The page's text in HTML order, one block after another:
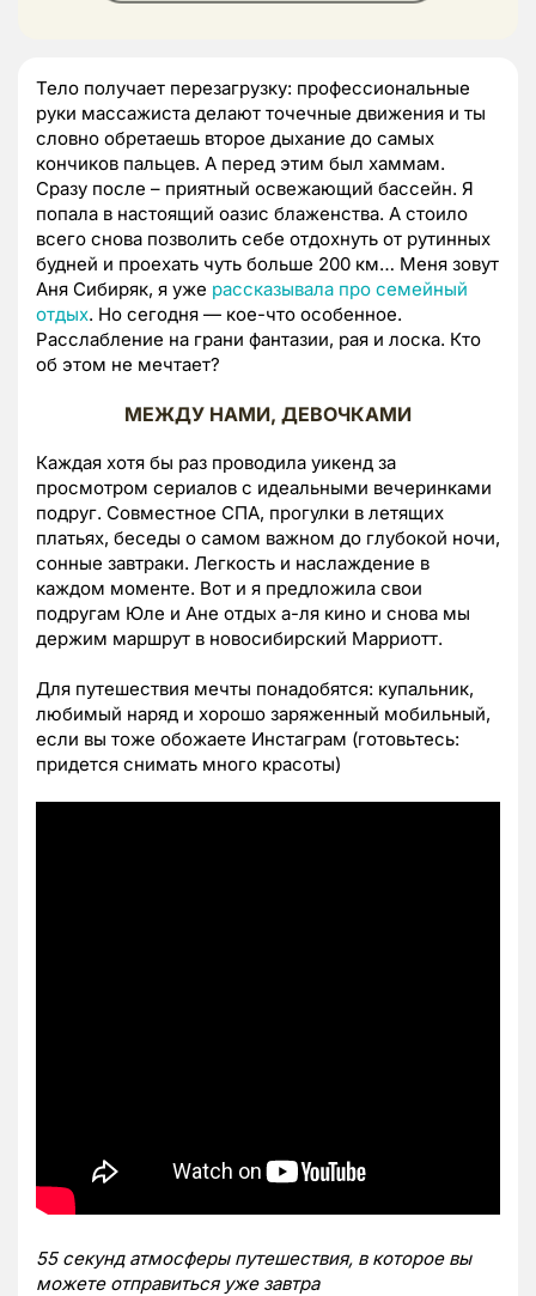
Тело получает перезагрузку: профессиональные
руки массажиста делают точечные движения и ты
словно обретаешь второе дыхание до самых
кончиков пальцев. А перед этим был хаммам.
Сразу после – приятный освежающий бассейн. Я
попала в настоящий оазис блаженства. А стоило
всего снова позволить себе отдохнуть от рутинных
будней и проехать чуть больше 200 км… Меня зовут
Аня Сибиряк, я уже рассказывала про семейный
отдых. Но сегодня — кое-что особенное.
Расслабление на грани фантазии, рая и лоска. Кто
об этом не мечтает?
МЕЖДУ НАМИ, ДЕВОЧКАМИ
Каждая хотя бы раз проводила уикенд за
просмотром сериалов с идеальными вечеринками
подруг. Совместное СПА, прогулки в летящих
платьях, беседы о самом важном до глубокой ночи,
сонные завтраки. Легкость и наслаждение в
каждом моменте. Вот и я предложила свои
подругам Юле и Ане отдых а-ля кино и снова мы
держим маршрут в новосибирский Марриотт.
Для путешествия мечты понадобятся: купальник,
любимый наряд и хорошо заряженный мобильный,
если вы тоже обожаете Инстаграм (готовьтесь:
придется снимать много красоты)
55 секунд атмосферы путешествия, в которое вы
можете отправиться уже завтра